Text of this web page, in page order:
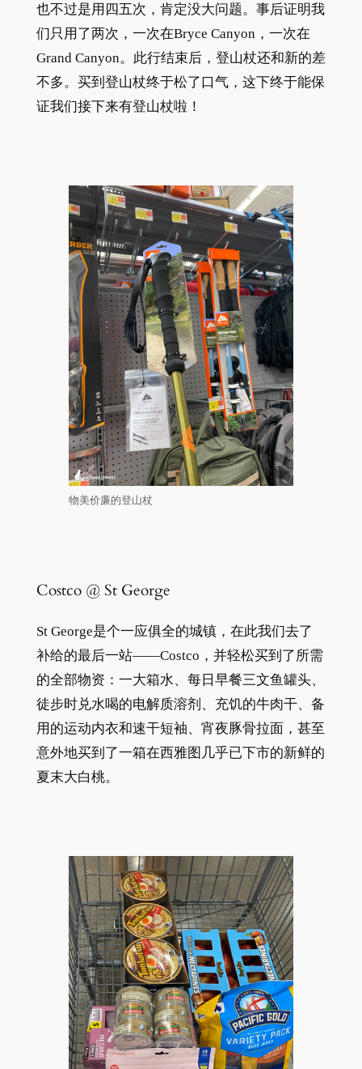
也不过是用四五次，肯定没大问题。事后证明我
们只用了两次，一次在Bryce Canyon，一次在
Grand Canyon。此行结束后，登山杖还和新的差
不多。买到登山杖终于松了口气，这下终于能保
证我们接下来有登山杖啦！
物美价廉的登山杖
Costco @ St George
St George是个一应俱全的城镇，在此我们去了
补给的最后一站——Costco，并轻松买到了所需
的全部物资：一大箱水、每日早餐三文鱼罐头、
徒步时兑水喝的电解质溶剂、充饥的牛肉干、备
用的运动内衣和速干短袖、宵夜豚骨拉面，甚至
意外地买到了一箱在西雅图几乎已下市的新鲜的
夏末大白桃。